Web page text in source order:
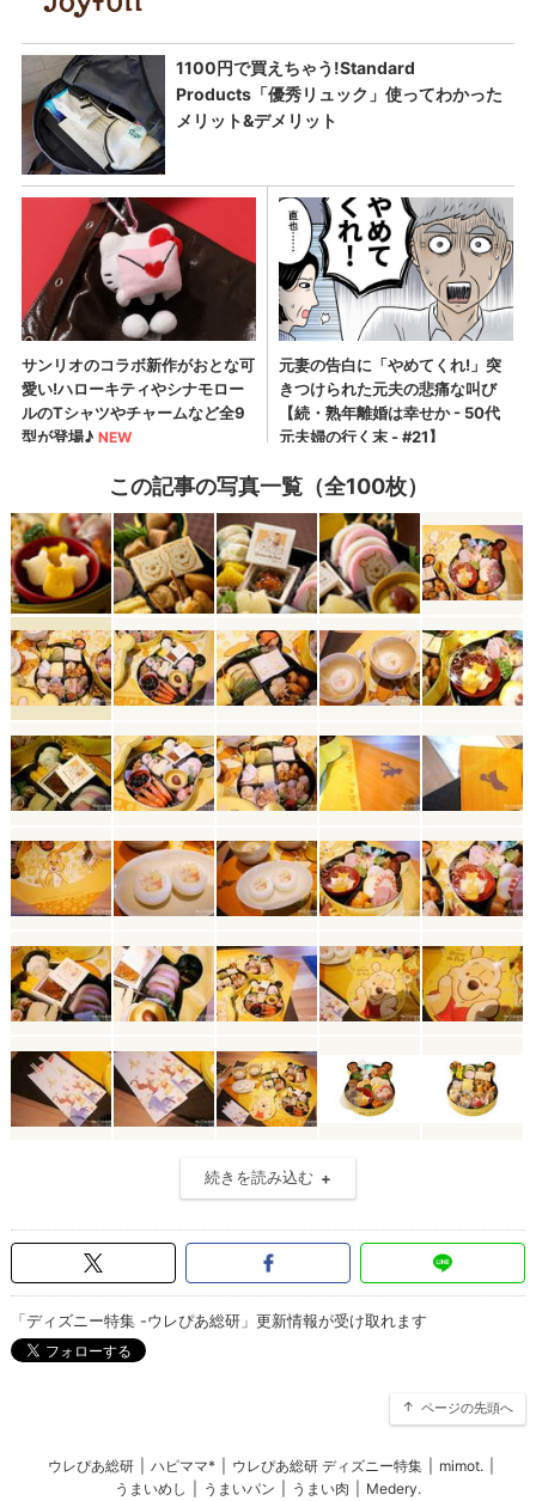
この記事の写真一覧（全100枚）
続きを読み込む
「ディズニー特集 -ウレぴあ総研」更新情報が受け取れます
ページの先頭へ
ウレぴあ総研 ハピママ* ウレぴあ総研 ディズニー特集 mimot.
うまいめし
うまいパン うまい肉 Medery.